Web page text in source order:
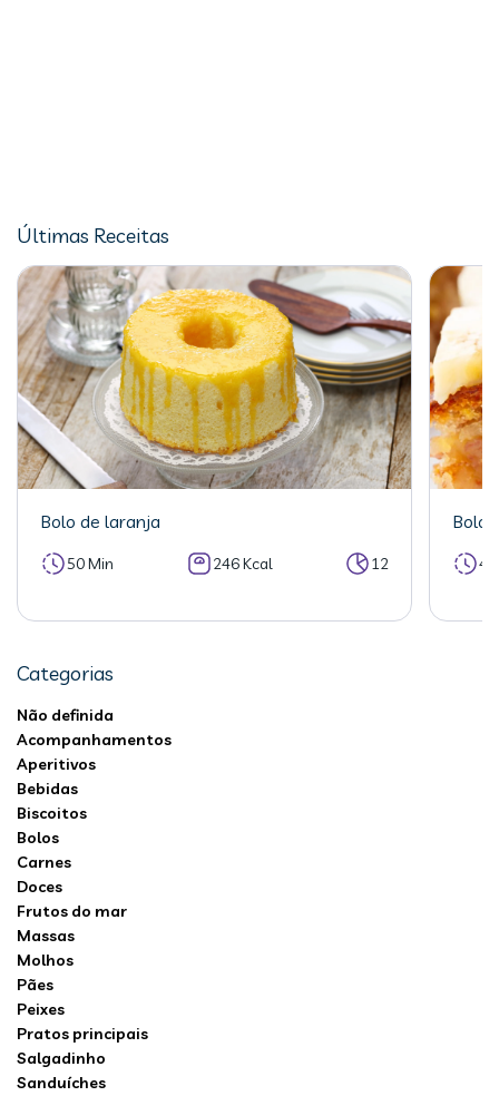
Últimas Receitas
Bolo de laranja
50 Min 246 Kcal 12
Bolo
Categorias
Não definida
Acompanhamentos
Aperitivos
Bebidas
Biscoitos
Bolos
Carnes
Doces
Frutos do mar
Massas
Molhos
Pães
Peixes
Pratos principais
Salgadinho
Sanduíches